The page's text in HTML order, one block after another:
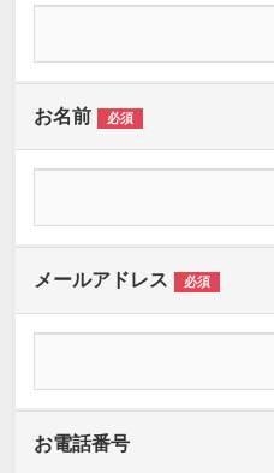
お名前 必須
メールアドレス 必須
お電話番号